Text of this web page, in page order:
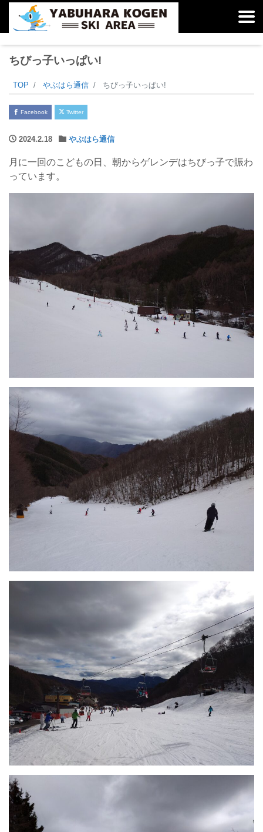
ちびっ子いっぱい!
TOP やぶはら通信 ちびっ子いっぱい!
Facebook Twitter
2024.2.18 やぶはら通信
月に一回のこどもの日、朝からゲレンデはちびっ子で賑わ
っています。